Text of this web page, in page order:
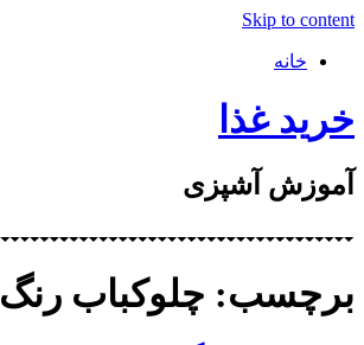
Skip to content
خانه
خرید غذا
آموزش آشپزی
برچسب: چلوكباب رنگ